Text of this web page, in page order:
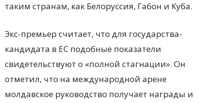
таким странам, как Белоруссия, Габон и Куба.
Экс-премьер считает, что для государства-
кандидата в ЕС подобные показатели
свидетельствуют о «полной стагнации». Он
отметил, что на международной арене
молдавское руководство получает награды и